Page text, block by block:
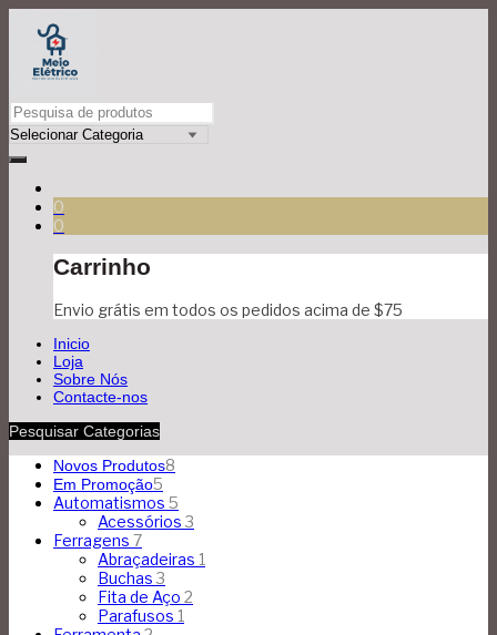
0
0
Carrinho
Envio grátis em todos os pedidos acima de $75
Inicio
Loja
Sobre Nós
Contacte-nos
Pesquisar Categorias
Novos Produtos8
Em Promoção5
Automatismos 5
Acessórios3
Ferragens 7
Abraçadeiras 1
Buchas3
Fita de Aço 2
Parafusos 1